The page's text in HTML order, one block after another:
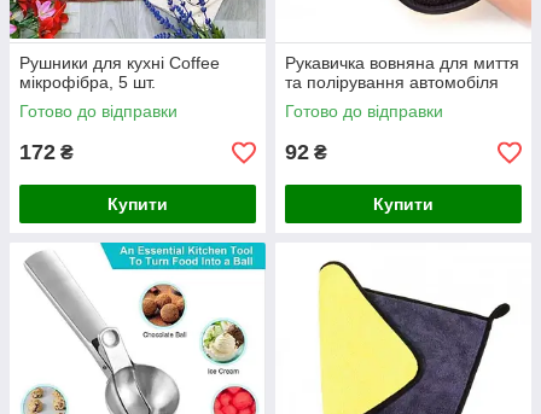
Рушники для кухні Coffee
мікрофібра, 5 шт.
Готово до відправки
172 ₴
Купити
Рукавичка вовняна для миття
та полірування автомобіля
Готово до відправки
92 ₴
Купити